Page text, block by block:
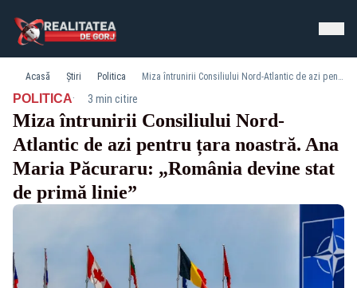
Acasă Știri Politica Miza întrunirii Consiliului Nord-Atlantic de azi pentru țara noastră. Ana Maria Păcuraru: „România devine stat de primă linie”
POLITICA· 3 min citire
Miza întrunirii Consiliului Nord-
Atlantic de azi pentru țara noastră. Ana
Maria Păcuraru: „România devine stat
de primă linie”